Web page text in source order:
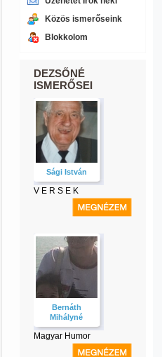
Közös ismerőseink
Blokkolom
DEZSŐNÉ
ISMERŐSEI
Sági István
V E R S E K
Bernáth
Mihályné
Magyar Humor